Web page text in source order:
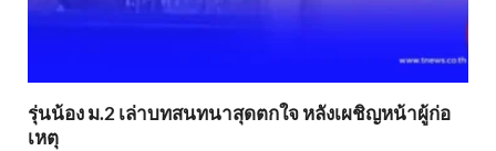
รุ่นน้อง ม.2 เล่าบทสนทนาสุดตกใจ หลังเผชิญหน้าผู้ก่อ
เหตุ